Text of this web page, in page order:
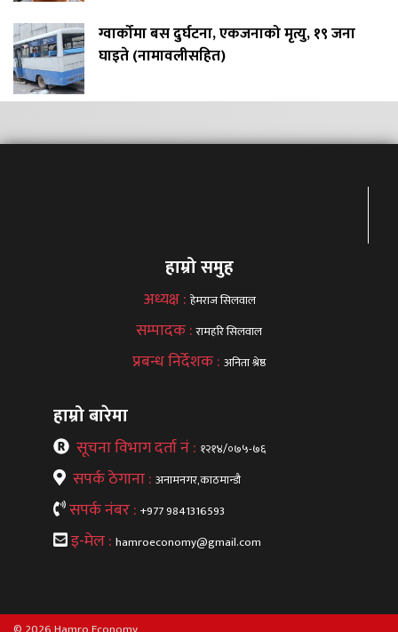
ग्वार्कोमा बस दुर्घटना, एकजनाको मृत्यु, १९ जना
घाइते (नामावलीसहित)
हाम्रो समुह
अध्यक्ष : हेमराज सिलवाल
सम्पादक :रामहरि सिलवाल
प्रबन्ध निर्देशक : अनिता श्रेष्ठ
हाम्रो बारेमा
सूचना विभाग दर्ता नं : १२१४/०७५-७६
सपर्क ठेगाना : अनामनगर,काठमान्डौ
सपर्क नंबर : +977 9841316593
इ-मेल : hamroeconomy@gmail.com